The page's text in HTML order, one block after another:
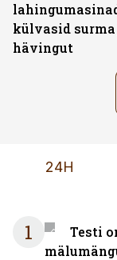
külvasid surma
hävingut
24H
1
Testi